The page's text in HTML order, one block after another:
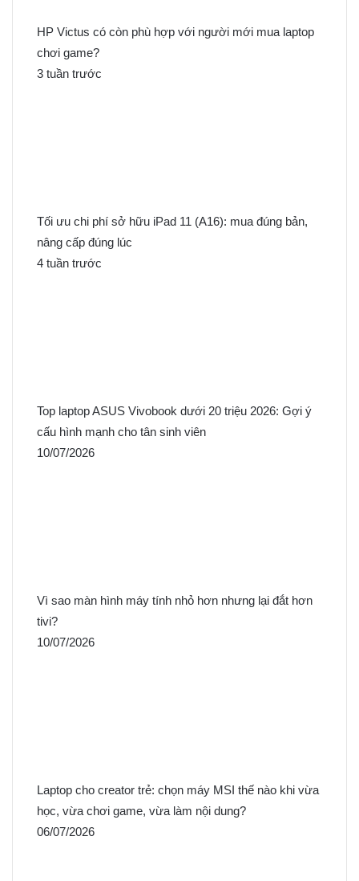
HP Victus có còn phù hợp với người mới mua laptop
chơi game?
3 tuần trước
Tối ưu chi phí sở hữu iPad 11 (A16): mua đúng bản,
nâng cấp đúng lúc
4 tuần trước
Top laptop ASUS Vivobook dưới 20 triệu 2026: Gợi ý
cấu hình mạnh cho tân sinh viên
10/07/2026
Vì sao màn hình máy tính nhỏ hơn nhưng lại đắt hơn
tivi?
10/07/2026
Laptop cho creator trẻ: chọn máy MSI thế nào khi vừa
học, vừa chơi game, vừa làm nội dung?
06/07/2026